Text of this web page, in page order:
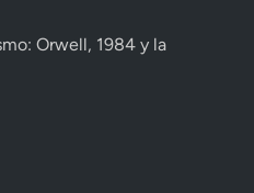
Orwell, 1984 y la